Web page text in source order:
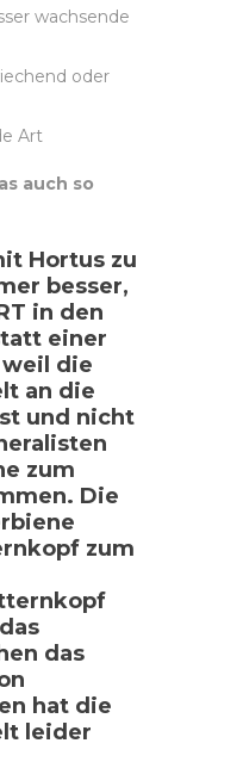
wachsende
oder
Art
auch so
Hortus zu
besser,
in den
einer
die
an die
und nicht
zum
Die
zum
das
hat die
leider